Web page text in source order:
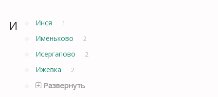
И Инся 1
Именьково 2
Исергапово 2
Ижевка 2
Развернуть